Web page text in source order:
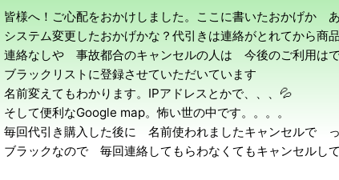
皆様へ！ご心配をおかけしました。ここに書いたおかげ
システム変更したおかげかな？代引きは連絡がとれてから商
連絡なしや 事故都合のキャンセルの人は 今後のご利用は
ブラックリストに登録させていただいています
名前変えてもわかります。IPアドレスとかで、、、💦
そして便利なGoogle map。怖い世の中です。。。。
毎回代引き購入した後に 名前使われましたキャンセルで
ブラックなので 毎回連絡してもらわなくてもキャンセル